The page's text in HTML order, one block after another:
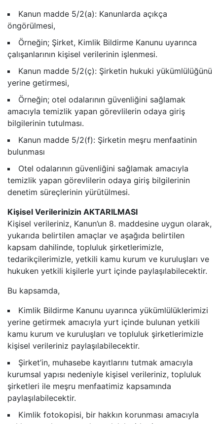
Kanun madde 5/2(a): Kanunlarda açıkça
öngörülmesi,
Örneğin; Şirket, Kimlik Bildirme Kanunu uyarınca
çalışanlarının kişisel verilerinin işlenmesi.
Kanun madde 5/2(ç): Şirketin hukuki yükümlülüğünü
yerine getirmesi,
Örneğin; otel odalarının güvenliğini sağlamak
amacıyla temizlik yapan görevlilerin odaya giriş
bilgilerinin tutulması.
Kanun madde 5/2(f): Şirketin meşru menfaatinin
bulunması
Otel odalarının güvenliğini sağlamak amacıyla
temizlik yapan görevlilerin odaya giriş bilgilerinin
denetim süreçlerinin yürütülmesi.
Kişisel Verilerinizin AKTARILMASI
Kişisel verileriniz, Kanun’un 8. maddesine uygun olarak,
yukarıda belirtilen amaçlar ve aşağıda belirtilen
kapsam dahilinde, topluluk şirketlerimizle,
tedarikçilerimizle, yetkili kamu kurum ve kuruluşları ve
hukuken yetkili kişilerle yurt içinde paylaşılabilecektir.
Bu kapsamda,
Kimlik Bildirme Kanunu uyarınca yükümlülüklerimizi
yerine getirmek amacıyla yurt içinde bulunan yetkili
kamu kurum ve kuruluşları ve topluluk şirketlerimizle
kişisel verileriniz paylaşılabilecektir.
Şirket’in, muhasebe kayıtlarını tutmak amacıyla
kurumsal yapısı nedeniyle kişisel verileriniz, topluluk
şirketleri ile meşru menfaatimiz kapsamında
paylaşılabilecektir.
Kimlik fotokopisi, bir hakkın korunması amacıyla